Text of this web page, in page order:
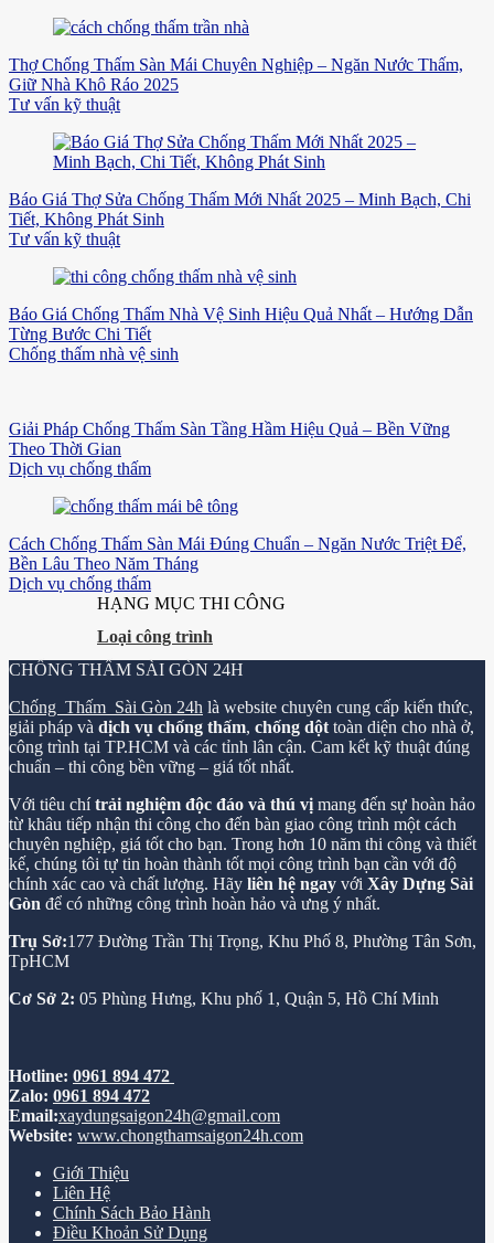
Thợ Chống Thấm Sàn Mái Chuyên Nghiệp – Ngăn Nước Thấm,
Giữ Nhà Khô Ráo 2025
Tư vấn kỹ thuật
Báo Giá Thợ Sửa Chống Thấm Mới Nhất 2025 – Minh Bạch, Chi
Tiết, Không Phát Sinh
Tư vấn kỹ thuật
Báo Giá Chống Thấm Nhà Vệ Sinh Hiệu Quả Nhất – Hướng Dẫn
Từng Bước Chi Tiết
Chống thấm nhà vệ sinh
Giải Pháp Chống Thấm Sàn Tầng Hầm Hiệu Quả – Bền Vững
Theo Thời Gian
Dịch vụ chống thấm
Cách Chống Thấm Sàn Mái Đúng Chuẩn – Ngăn Nước Triệt Để,
Bền Lâu Theo Năm Tháng
Dịch vụ chống thấm
HẠNG MỤC THI CÔNG
Loại công trình
CHỐNG THẤM SÀI GÒN 24H
Chống Thấm Sài Gòn 24h là website chuyên cung cấp kiến thức,
giải pháp và dịch vụ chống thấm, chống dột toàn diện cho nhà ở,
công trình tại TP.HCM và các tỉnh lân cận. Cam kết kỹ thuật đúng
chuẩn – thi công bền vững – giá tốt nhất.
Với tiêu chítrải nghiệm độc đáo và thú vị mang đến sự hoàn hảo
từ khâu tiếp nhận thi công cho đến bàn giao công trình một cách
chuyên nghiệp, giá tốt cho bạn. Trong hơn 10 năm thi công và thiết
kế, chúng tôi tự tin hoàn thành tốt mọi công trình bạn cần với độ
chính xác cao và chất lượng. Hãy liên hệ ngay với Xây Dựng Sài
Gòn để có những công trình hoàn hảo và ưng ý nhất.
Trụ Sở:177 Đường Trần Thị Trọng, Khu Phố 8, Phường Tân Sơn,
TpHCM
Cơ Sở 2: 05 Phùng Hưng, Khu phố 1, Quận 5, Hồ Chí Minh
Hotline: 0961 894 472
Zalo: 0961 894 472
Email:xaydungsaigon24h@gmail.com
Website: www.chongthamsaigon24h.com
Giới Thiệu
Liên Hệ
Chính Sách Bảo Hành
Điều Khoản Sử Dụng